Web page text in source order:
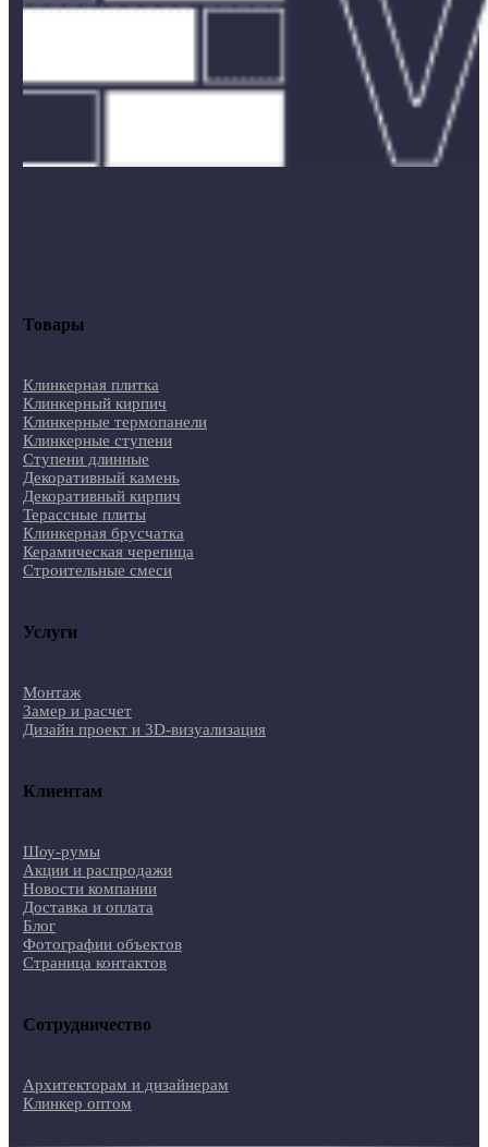
Товары
Клинкерная плитка
Клинкерный кирпич
Клинкерные термопанели
Клинкерные ступени
Ступени длинные
Декоративный камень
Декоративный кирпич
Терассные плиты
Клинкерная брусчатка
Керамическая черепица
Строительные смеси
Услуги
Монтаж
Замер и расчет
Дизайн проект и 3D-визуализация
Клиентам
Шоу-румы
Акции и распродажи
Новости компании
Доставка и оплата
Блог
Фотографии объектов
Страница контактов
Сотрудничество
Архитекторам и дизайнерам
Клинкер оптом